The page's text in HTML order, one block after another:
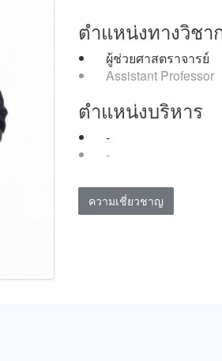
ตำแหน่งทางวิชา
ผู้ช่วยศาสตราจารย์
Assistant Professor
ตำแหน่งบริหาร
-
-
ความเชี่ยวชาญ